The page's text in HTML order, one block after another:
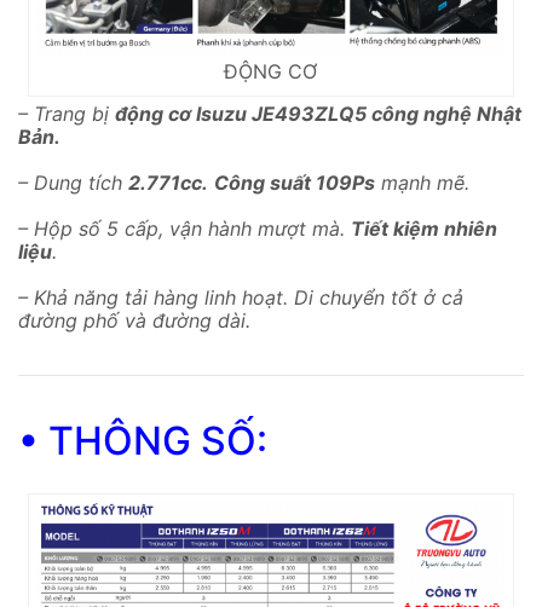
ĐỘNG CƠ
– Trang bị động cơ Isuzu JE493ZLQ5 công nghệ Nhật
Bản.
– Dung tích 2.771cc. Công suất 109Ps mạnh mẽ.
– Hộp số 5 cấp, vận hành mượt mà. Tiết kiệm nhiên
liệu.
– Khả năng tải hàng linh hoạt. Di chuyển tốt ở cả
đường phố và đường dài.
• THÔNG SỐ: